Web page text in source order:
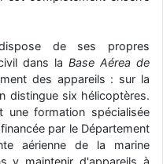
rares lycées militaires
ne peut pas faire de mal !
voire après une prépa
de temps devant toi
un élève de première
je savoir que faire après
officier de l'armée de l'air?
de ses propres
dans laBase Aérea de
des appareils : sur la
distingue six hélicoptères.
une formation spécialisée
par le Département
aérienne de la marine